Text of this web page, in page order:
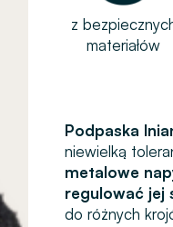
z
materiałów
Podpaska
niewielką
metalowe
regulować jej
do różnych